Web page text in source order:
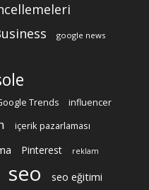
google news
Trends influencer
içerik pazarlaması
Pinterest reklam
seo seo eğitimi